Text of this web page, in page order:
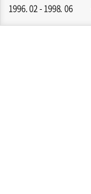
1996. 02 - 1998. 06